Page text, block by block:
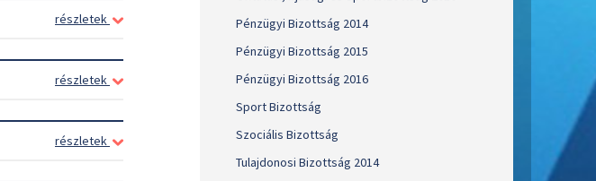
részletek
részletek
részletek
Pénzügyi Bizottság 2014
Pénzügyi Bizottság 2015
Pénzügyi Bizottság 2016
Sport Bizottság
Szociális Bizottság
Tulajdonosi Bizottság 2014